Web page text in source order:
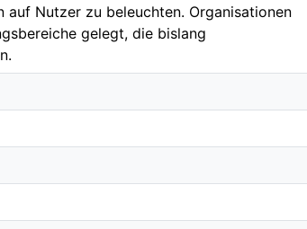
Nutzer zu beleuchten. Organisationen
gelegt, die bislang